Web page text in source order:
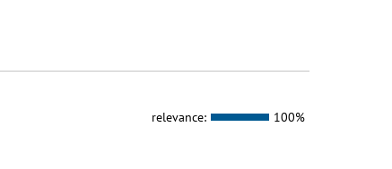
relevance: 100%